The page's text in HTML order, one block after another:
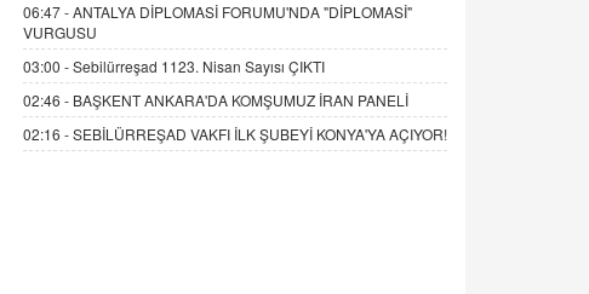
06:47 -ANTALYA DİPLOMASİ FORUMU'NDA "DİPLOMASİ"
VURGUSU
03:00 -Sebilürreşad 1123. Nisan Sayısı ÇIKTI
02:46 - BAŞKENT ANKARA'DA KOMŞUMUZ İRAN PANELİ
02:16 -SEBİLÜRREŞAD VAKFI İLK ŞUBEYİ KONYA'YA AÇIYOR!